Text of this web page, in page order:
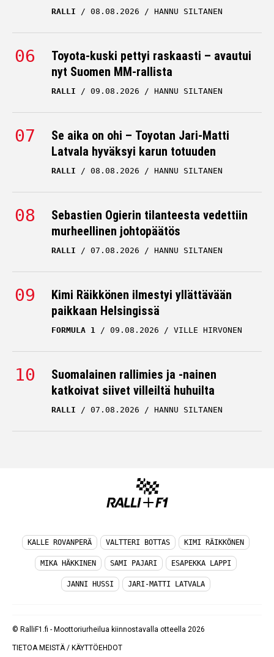
RALLI 08.08.2026 HANNU SILTANEN
Toyota-kuski pettyi raskaasti – avautui
nyt Suomen MM-rallista
RALLI 09.08.2026 HANNU SILTANEN
Se aika on ohi – Toyotan Jari-Matti
Latvala hyväksyi karun totuuden
RALLI 08.08.2026 HANNU SILTANEN
Sebastien Ogierin tilanteesta vedettiin
murheellinen johtopäätös
RALLI 07.08.2026 HANNU SILTANEN
Kimi Räikkönen ilmestyi yllättävään
paikkaan Helsingissä
FORMULA 1 09.08.2026 VILLE HIRVONEN
Suomalainen rallimies ja -nainen
katkoivat siivet villeiltä huhuilta
RALLI 07.08.2026 HANNU SILTANEN
KALLE ROVANPERÄ VALTTERI BOTTAS KIMI RÄIKKÖNEN
MIKA HÄKKINEN SAMI PAJARI ESAPEKKA LAPPI
JANNI HUSSI JARI-MATTI LATVALA
© RalliF1.fi - Moottoriurheilua kiinnostavalla otteella 2026
TIETOA MEISTÄ/ KÄYTTÖEHDOT